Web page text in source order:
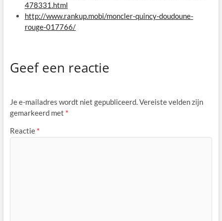
478331.html
http://www.rankup.mobi/moncler-quincy-doudoune-
rouge-017766/
Geef een reactie
Je e-mailadres wordt niet gepubliceerd.Vereiste velden zijn
gemarkeerd met *
Reactie *